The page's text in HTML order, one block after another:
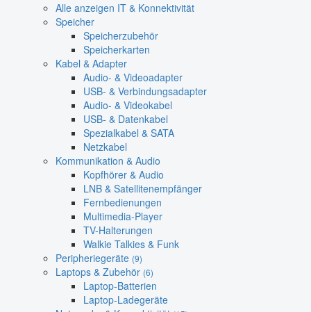
Alle anzeigen IT & Konnektivität
Speicher
Speicherzubehör
Speicherkarten
Kabel & Adapter
Audio- & Videoadapter
USB- & Verbindungsadapter
Audio- & Videokabel
USB- & Datenkabel
Spezialkabel & SATA
Netzkabel
Kommunikation & Audio
Kopfhörer & Audio
LNB & Satellitenempfänger
Fernbedienungen
Multimedia-Player
TV-Halterungen
Walkie Talkies & Funk
Peripheriegeräte (9)
Laptops & Zubehör (6)
Laptop-Batterien
Laptop-Ladegeräte